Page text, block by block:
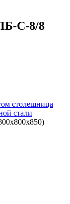
С-8/8
столешница
стали